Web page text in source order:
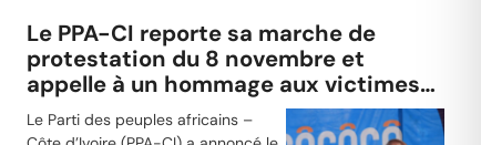
Le PPA-CI reporte sa marche de
protestation du 8 novembre et
appelle à un hommage aux victimes
de Yamoussoukro
Le Parti des peuples africains –